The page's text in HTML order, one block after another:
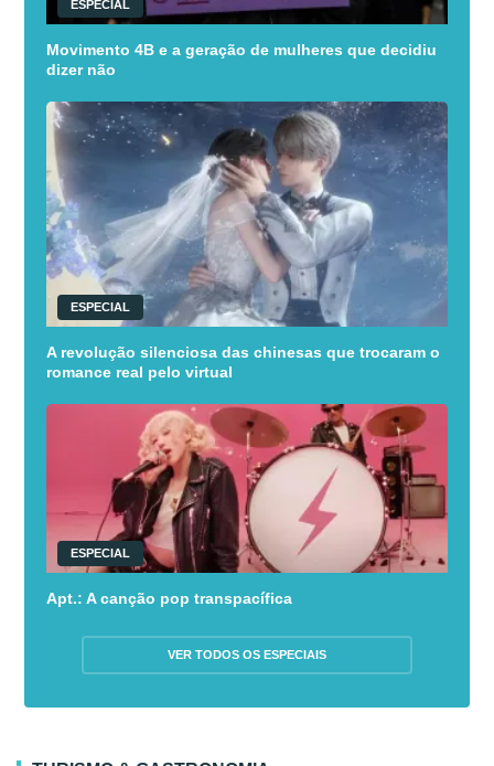
ESPECIAL
Movimento 4B e a geração de mulheres que decidiu
dizer não
ESPECIAL
A revolução silenciosa das chinesas que trocaram o
romance real pelo virtual
ESPECIAL
Apt.: A canção pop transpacífica
VER TODOS OS ESPECIAIS